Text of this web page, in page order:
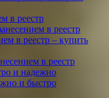
в реестр
в реестр
в реестр – купить
в реестр
и надежно
и быстро